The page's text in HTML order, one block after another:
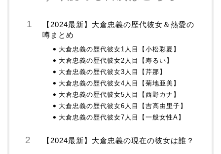
【2024最新】大倉忠義の歴代彼女＆熱愛の
噂まとめ
大倉忠義の歴代彼女1人目【小松彩夏】
大倉忠義の歴代彼女2人目【寿るい】
大倉忠義の歴代彼女3人目【芹那】
大倉忠義の歴代彼女4人目【菊地亜美】
大倉忠義の歴代彼女5人目【西野カナ】
大倉忠義の歴代彼女6人目【吉高由里子】
大倉忠義の歴代彼女7人目【一般女性A】
【2024最新】大倉忠義の現在の彼女は誰？